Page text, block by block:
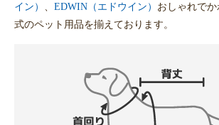
イン） 、 EDWIN（エドウイン） おしゃれで
式のペット用品を揃えております。